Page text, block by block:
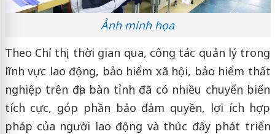
Ảnh minh họa
Theo Chỉ thị, thời gian qua, công tác quản lý trong
lĩnh vực lao động, bảo hiểm xã hội, bảo hiểm thất
nghiệp trên địa bàn tỉnh đã có nhiều chuyển biến
tích cực, góp phần bảo đảm quyền, lợi ích hợp
pháp của người lao động và thúc đẩy phát triển